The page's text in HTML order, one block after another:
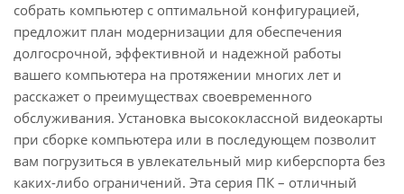
собрать компьютер с оптимальной конфигурацией,
предложит план модернизации для обеспечения
долгосрочной, эффективной и надежной работы
вашего компьютера на протяжении многих лет и
расскажет о преимуществах своевременного
обслуживания. Установка высококлассной видеокарты
при сборке компьютера или в последующем позволит
вам погрузиться в увлекательный мир киберспорта без
каких-либо ограничений. Эта серия ПК – отличный